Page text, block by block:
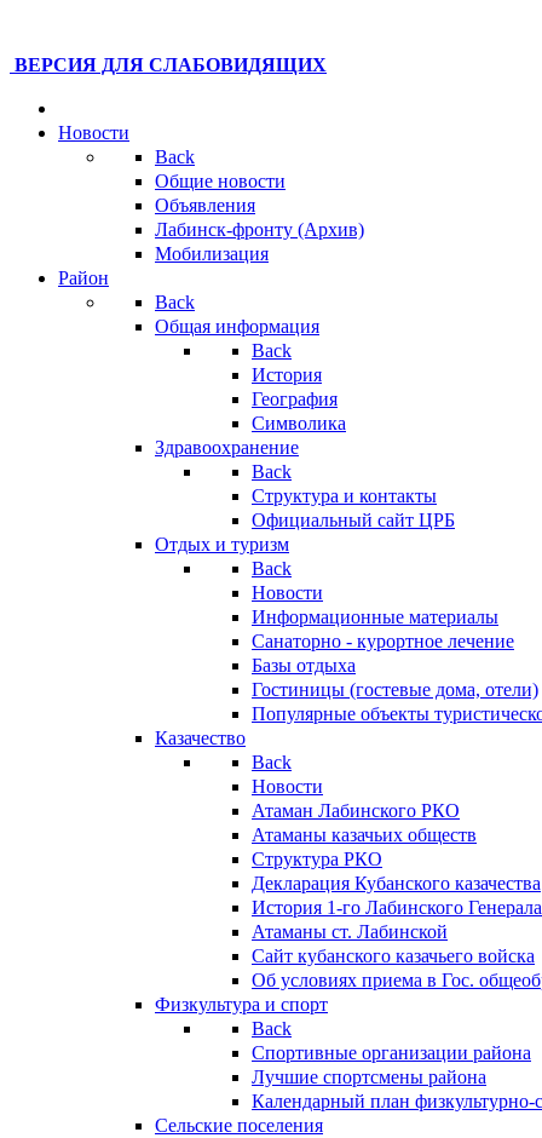
ВЕРСИЯ ДЛЯ СЛАБОВИДЯЩИХ
Новости
Back
Общие новости
Объявления
Лабинск-фронту (Архив)
Мобилизация
Район
Back
Общая информация
Back
История
География
Символика
Здравоохранение
Back
Структура и контакты
Официальный сайт ЦРБ
Отдых и туризм
Back
Новости
Информационные материалы
Санаторно - курортное лечение
Базы отдыха
Гостиницы (гостевые дома, отели)
Популярные объекты
Казачество
Back
Новости
Атаман Лабинского РКО
Атаманы казачьих обществ
Структура РКО
Декларация Кубанского казачества
История 1-го Лабинского
Атаманы ст. Лабинской
Cайт кубанского казачьего войска
Об условиях приема в Гос.
Физкультура и спорт
Back
Спортивные организации района
Лучшие спортсмены района
Календарный план
Сельские поселения